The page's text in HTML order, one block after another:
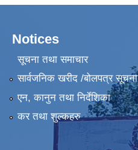
Notices
सूचना तथा समाचार
सार्वजनिक खरीद /बोलपत्र सूचना
एन, कानुन तथा निर्देशिका
कर तथा शुल्कहरु